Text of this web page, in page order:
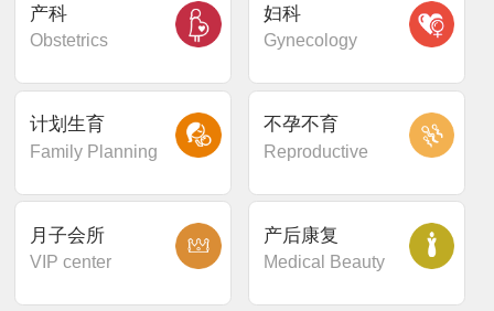
产科
Obstetrics
妇科
Gynecology
计划生育
Family Planning
不孕不育
Reproductive
月子会所
VIP center
产后康复
Medical Beauty